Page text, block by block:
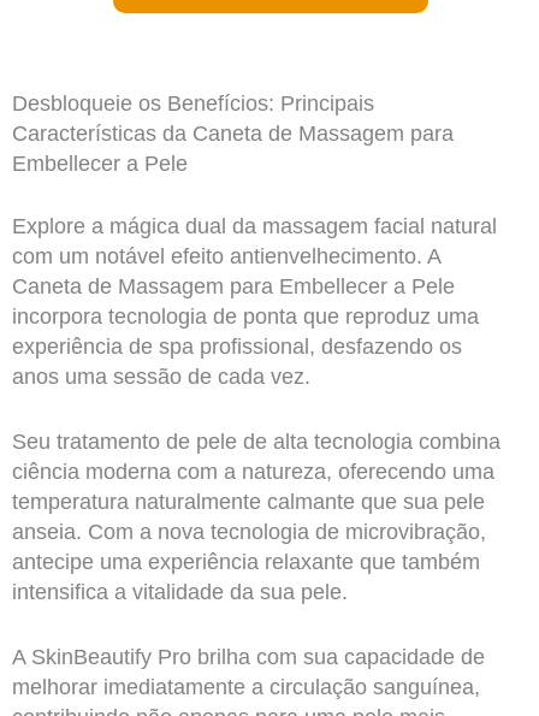
Desbloqueie os Benefícios: Principais
Características da Caneta de Massagem para
Embellecer a Pele
Explore a mágica dual da massagem facial natural
com um notável efeito antienvelhecimento. A
Caneta de Massagem para Embellecer a Pele
incorpora tecnologia de ponta que reproduz uma
experiência de spa profissional, desfazendo os
anos uma sessão de cada vez.
Seu tratamento de pele de alta tecnologia combina
ciência moderna com a natureza, oferecendo uma
temperatura naturalmente calmante que sua pele
anseia. Com a nova tecnologia de microvibração,
antecipe uma experiência relaxante que também
intensifica a vitalidade da sua pele.
A SkinBeautify Pro brilha com sua capacidade de
melhorar imediatamente a circulação sanguínea,